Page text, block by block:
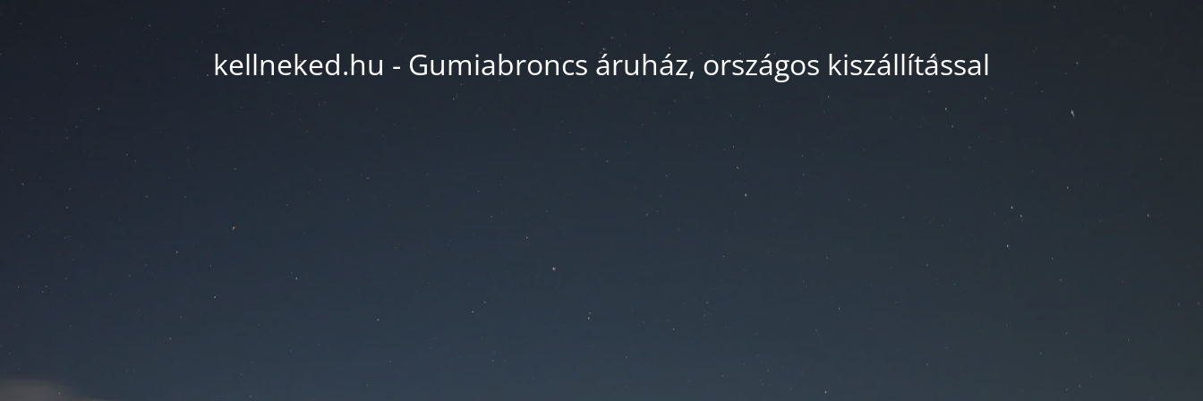
kellneked.hu - Gumiabroncs áruház, országos kiszállítással